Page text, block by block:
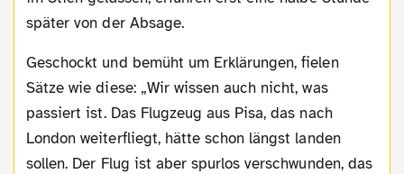
später von der Absage.
Geschockt und bemüht um Erklärungen, fielen
Sätze wie diese: „Wir wissen auch nicht, was
passiert ist. Das Flugzeug aus Pisa, das nach
London weiterfliegt, hätte schon längst landen
sollen. Der Flug ist aber spurlos verschwunden, das